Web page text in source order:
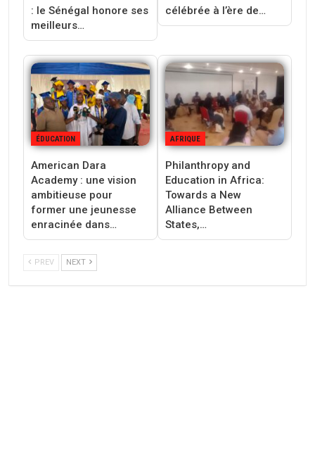
: le Sénégal honore ses
meilleurs…
célébrée à l’ère de…
ÉDUCATION
American Dara
Academy : une vision
ambitieuse pour
former une jeunesse
enracinée dans…
AFRIQUE
Philanthropy and
Education in Africa:
Towards a New
Alliance Between
States,…
PREV NEXT